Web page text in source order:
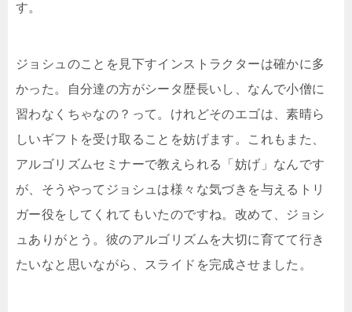
す。
ジョシュのことを見下すインストラクターは確かに多
かった。自分達の方がシータ歴長いし、なんで小僧に
習わなくちゃなの？って。けれどそのエゴは、素晴ら
しいギフトを受け取ることを妨げます。これもまた、
アルゴリズムセミナーで教えられる「妨げ」なんです
が、そうやってジョシュは様々な気づきを与えるトリ
ガー役をしてくれてもいたのですね。改めて、ジョシ
ュありがとう。彼のアルゴリズムを大切に育てて行き
たいなと思いながら、スライドを完成させました。